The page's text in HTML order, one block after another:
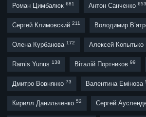
Роман Цимбалюк 681 Антон Санченко 653
Сергей Климовский 211 Володимир
Олена Курбанова 172 Алексей Копытько
Ramis Yunus 138 Віталій Портников 99
Дмитро Вовнянко 73 Валентина Емінова
Кирилл Данильченко 52 Сергей